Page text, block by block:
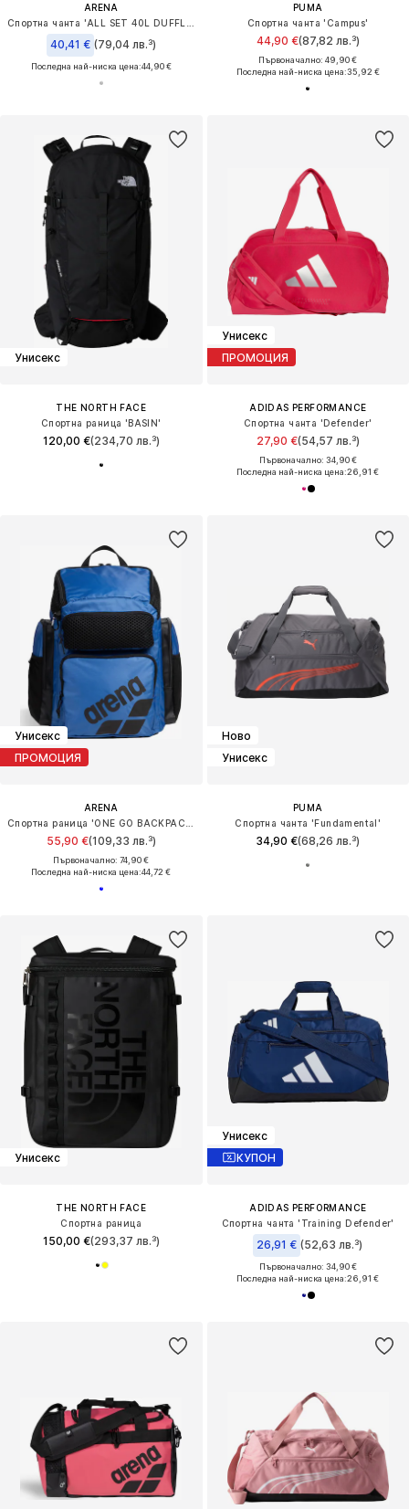
ARENA
40,41 € (79,04 лв.³)
Последна най-ниска цена:44,90 €
PUMA
Спортна чанта 'Campus'
44,90 €(87,82 лв.³)
Първоначално: 49,90 €
Последна най-ниска цена:35,92 €
Унисекс
THE NORTH FACE
Спортна раница 'BASIN'
120,00 €(234,70 лв.³)
Унисекс
ПРОМОЦИЯ
ADIDAS PERFORMANCE
Спортна чанта 'Defender'
27,90 €(54,57 лв.³)
Първоначално: 34,90 €
Последна най-ниска цена:26,91 €
Унисекс
ПРОМОЦИЯ
ARENA
55,90 €(109,33 лв.³)
Първоначално: 74,90 €
Последна най-ниска цена:44,72 €
Ново
Унисекс
PUMA
Спортна чанта 'Fundamental'
34,90 €(68,26 лв.³)
Унисекс
THE NORTH FACE
Спортна раница
150,00 €(293,37 лв.³)
Унисекс
КУПОН
ADIDAS PERFORMANCE
Спортна чанта 'Training Defender'
26,91 € (52,63 лв.³)
Първоначално: 34,90 €
Последна най-ниска цена:26,91 €